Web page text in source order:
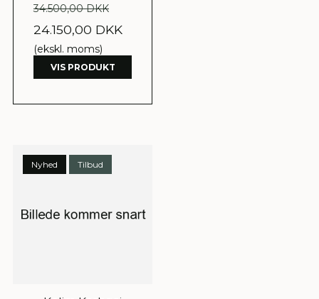
34.500,00 DKK
24.150,00 DKK
(ekskl. moms)
VIS PRODUKT
Nyhed Tilbud